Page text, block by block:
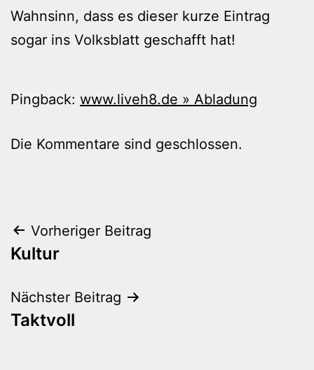
Wahnsinn, dass es dieser kurze Eintrag
sogar ins Volksblatt geschafft hat!
Pingback: www.liveh8.de » Abladung
Die Kommentare sind geschlossen.
Beitragsnavigation
Vorheriger Beitrag
Kultur
Nächster Beitrag
Taktvoll